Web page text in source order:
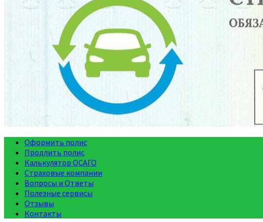
Оформить полис
Продлить полис
Калькулятор ОСАГО
Страховые компании
Вопросы и Ответы
Полезные сервисы
Отзывы
Контакты